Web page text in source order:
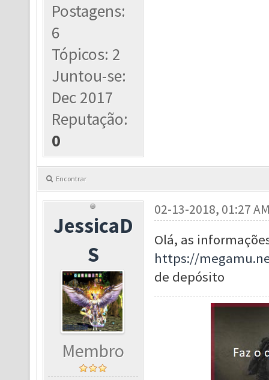
Postagens:
6
Tópicos: 2
Juntou-se:
Dec 2017
Reputação:
0
Encontrar
JessicaD
S
Membro
02-13-2018, 01:27
Olá, as
https://
de depósito